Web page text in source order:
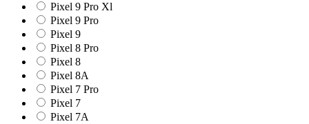
Pixel 9 Pro Xl
Pixel 9 Pro
Pixel 9
Pixel 8 Pro
Pixel 8
Pixel 8A
Pixel 7 Pro
Pixel 7
Pixel 7A